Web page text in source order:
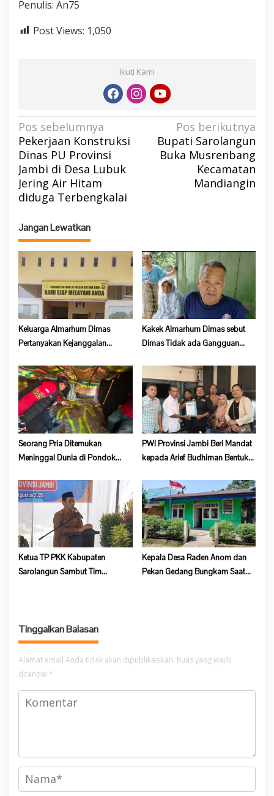
Penulis: An75
Post Views: 1,050
Ikuti Kami
N
a
v
i
g
s
i
p
o
s
Pos sebelumnya
Pekerjaan Konstruksi
Dinas PU Provinsi
Jambi di Desa Lubuk
Jering Air Hitam
diduga Terbengkalai
Pos berikutnya
Bupati Sarolangun
Buka Musrenbang
Kecamatan
Mandiangin
Jangan Lewatkan
Keluarga Almarhum Dimas
Pertanyakan Kejanggalan
Belum Beri Tanggapan
Kakek Almarhum Dimas sebut
Dimas Tidak ada Gangguan
Seorang Pria Ditemukan
Meninggal Dunia di Pondok
Salak Baru Batang Asai
PWI Provinsi Jambi Beri Mandat
kepada Arief Budhiman Bentuk
Tebo
Ketua TP PKK Kabupaten
Sarolangun Sambut Tim
Kepala Desa Raden Anom dan
Pekan Gedang Bungkam Saat
Tinggalkan Balasan
Alamat email Anda tidak akan dipublikasikan. Ruas yang wajib
ditandai *